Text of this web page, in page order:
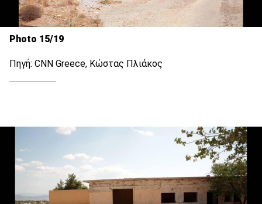
Photo 15/19
Πηγή: CNN Greece, Κώστας Πλιάκος